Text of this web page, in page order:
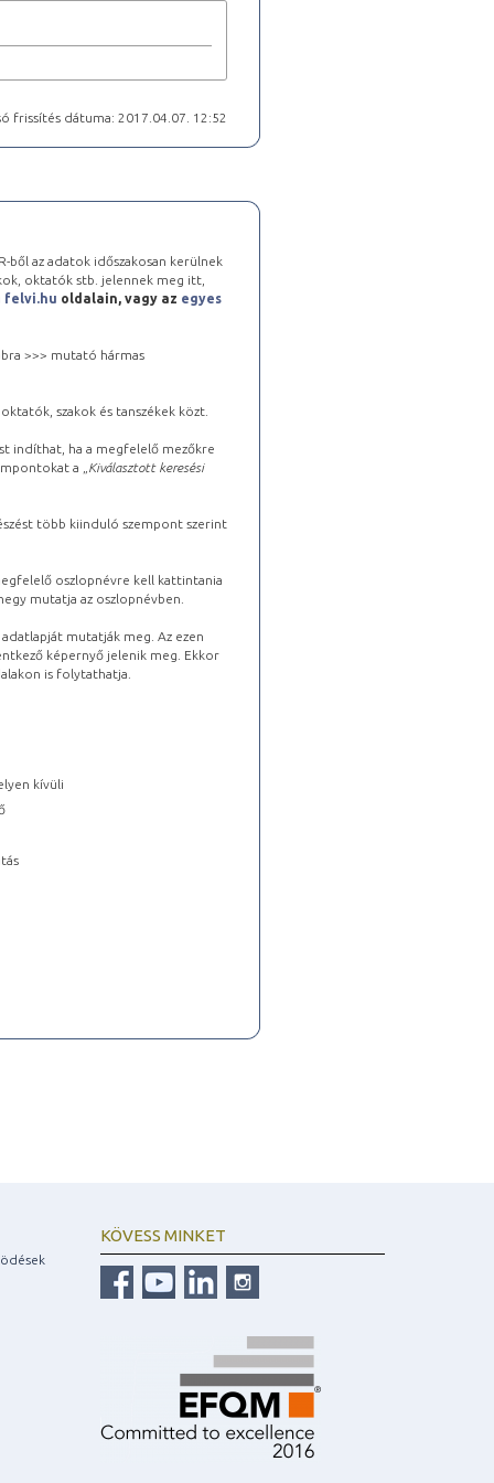
frissítés dátuma: 2017.04.07. 12:52
ből az adatok időszakosan kerülnek
oktatók stb. jelennek meg itt,
felvi.hu oldalain, vagy az egyes
>>> mutató hármas
szakok és tanszékek közt.
indíthat, ha a megfelelő mezőkre
a „ Kiválasztott keresési
több kiinduló szempont szerint
oszlopnévre kell kattintania
mutatja az oszlopnévben.
mutatják meg. Az ezen
képernyő jelenik meg. Ekkor
is folytathatja.
kívüli
KÖVESS MINKET